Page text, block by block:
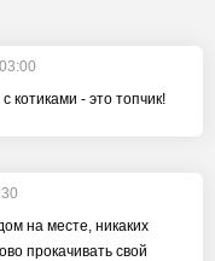
котиками - это топчик!
на месте, никаких
прокачивать свой